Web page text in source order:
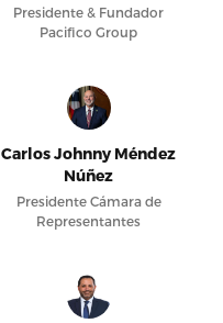
Presidente & Fundador
Pacifico Group
Carlos Johnny Méndez
Núñez
Presidente Cámara de
Representantes